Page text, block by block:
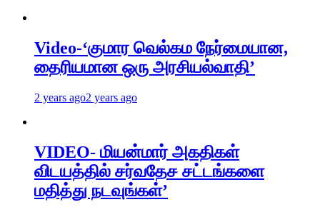
Video-‘குமார வெல்கம நேர்மையான,
தைரியமான ஒரு அரசியல்வாதி’
2 years ago2 years ago
VIDEO- மியன்மார் அகதிகள்
விடயத்தில் சர்வதேச சட்டங்களை
மதித்து நடவுங்கள்’